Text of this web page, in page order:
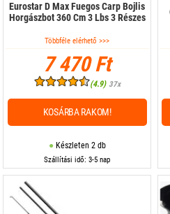
Eurostar D Max Fuegos Carp Bojlis
Horgászbot 360 Cm 3 Lbs 3 Részes
Többféle elérhető >>>
7 470 Ft
(4.9) 37x
Készleten 2 db
Szállítási idő: 3-5 nap
KOSÁRBA RAKOM!